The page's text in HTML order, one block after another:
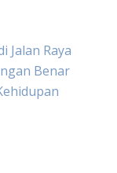
Jalan Raya
Benar